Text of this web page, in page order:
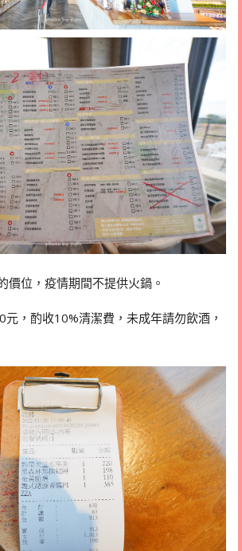
價位，疫情期間不提供火鍋。
，酌收10%清潔費，未成年請勿飲酒，